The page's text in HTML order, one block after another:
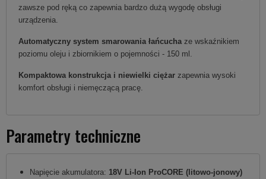
zawsze pod ręką co zapewnia bardzo dużą wygodę obsługi
urządzenia.
Automatyczny system smarowania łańcucha ze wskaźnikiem
poziomu oleju i zbiornikiem o pojemności - 150 ml.
Kompaktowa konstrukcja i niewielki ciężar zapewnia wysoki
komfort obsługi i niemęczącą pracę.
Parametry techniczne
Napięcie akumulatora: 18V Li-Ion ProCORE (litowo-jonowy)